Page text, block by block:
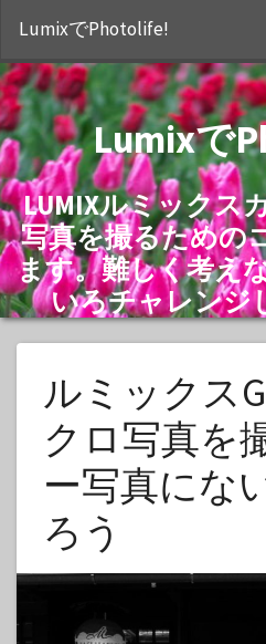
LumixでPhotolife!
Lumixで
LUMIXルミックス
写真を撮るための
ます。難しく考え
いろチャレンジ
ルミックス
クロ写真を
ー写真にな
ろう